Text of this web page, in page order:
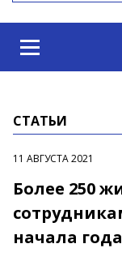
СТАТЬИ
11 АВГУСТА 2021
Более 250
начала года